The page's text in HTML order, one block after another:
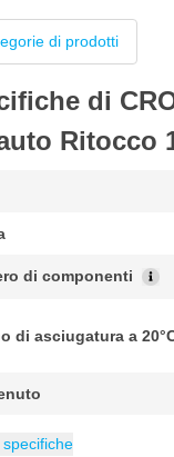
di prodotti
di
Ritocco
di componenti
di asciugatura a
minima m²
massima m²